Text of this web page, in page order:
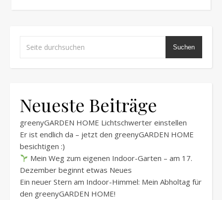
Suchen
Neueste Beiträge
greenyGARDEN HOME Lichtschwerter einstellen
Er ist endlich da – jetzt den greenyGARDEN HOME
besichtigen :)
Mein Weg zum eigenen Indoor-Garten – am 17.
Dezember beginnt etwas Neues
Ein neuer Stern am Indoor-Himmel: Mein Abholtag für
den greenyGARDEN HOME!